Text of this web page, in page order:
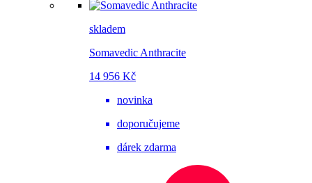
skladem
Somavedic Anthracite
14 956 Kč
novinka
doporučujeme
dárek zdarma